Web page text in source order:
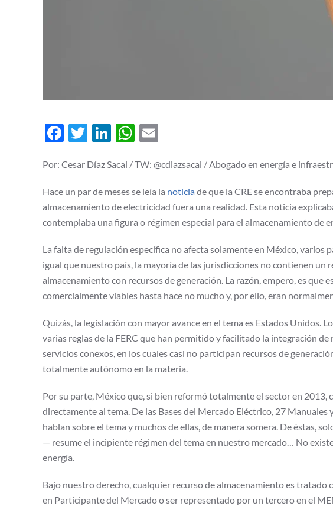
Facebook
Twitter
LinkedIn
WhatsApp
Por: Cesar Díaz Sacal / TW: @cdiazsacal / Abogado en energía e
Hace un par de meses se leía la noticiade que la CRE se encontraba
almacenamiento de electricidad fuera una realidad. Esta noticia
contemplaba una figura o régimen especial para el almacenamiento de
La falta de regulación específica no afecta solamente en México, varios
igual que nuestro país, la mayoría de las jurisdicciones no contienen un
almacenamiento con recursos de generación. La razón, empero, es que
comercialmente viables hasta hace no mucho y, por ello, eran
Quizás, la legislación con mayor avance en el tema es Estados Unidos.
varias reglas de la FERC que han permitido y facilitado la integración
servicios conexos, en los cuales casi no participan recursos de
totalmente autónomo en la materia.
Por su parte, México que, si bien reformó totalmente el sector en 2013,
directamente al tema. De las Bases del Mercado Eléctrico, 27
hablan sobre el tema y muchos de ellas, de manera somera. De éstas,
— resume el incipiente régimen del tema en nuestro mercado… No
energía.
Bajo nuestro derecho, cualquier recurso de almacenamiento es tratado
en Participante del Mercado o ser representado por un tercero en el